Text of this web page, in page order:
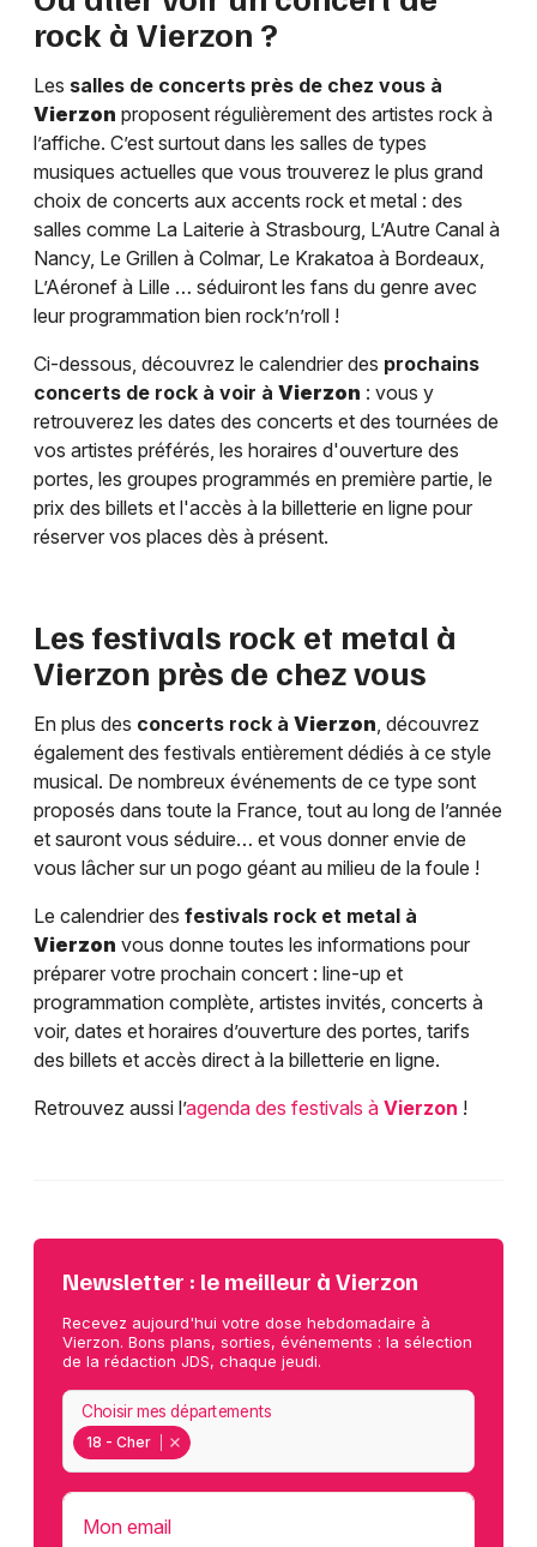
rock à Vierzon ?
Les salles de concerts près de chez vous à
Vierzon proposent régulièrement des artistes rock à
l’affiche. C’est surtout dans les salles de types
musiques actuelles que vous trouverez le plus grand
choix de concerts aux accents rock et metal : des
salles comme La Laiterie à Strasbourg, L’Autre Canal à
Nancy, Le Grillen à Colmar, Le Krakatoa à Bordeaux,
L’Aéronef à Lille … séduiront les fans du genre avec
leur programmation bien rock’n’roll !
Ci-dessous, découvrez le calendrier des prochains
concerts de rock à voir à Vierzon : vous y
retrouverez les dates des concerts et des tournées de
vos artistes préférés, les horaires d'ouverture des
portes, les groupes programmés en première partie, le
prix des billets et l'accès à la billetterie en ligne pour
réserver vos places dès à présent.
Les festivals rock et metal à
Vierzon près de chez vous
En plus des concerts rock à Vierzon, découvrez
également des festivals entièrement dédiés à ce style
musical. De nombreux événements de ce type sont
proposés dans toute la France, tout au long de l’année
et sauront vous séduire… et vous donner envie de
vous lâcher sur un pogo géant au milieu de la foule !
Le calendrier des festivals rock et metal à
Vierzon vous donne toutes les informations pour
préparer votre prochain concert : line-up et
programmation complète, artistes invités, concerts à
voir, dates et horaires d’ouverture des portes, tarifs
des billets et accès direct à la billetterie en ligne.
Retrouvez aussi l’agenda des festivals à Vierzon !
Newsletter : le meilleur à Vierzon
Recevez aujourd'hui votre dose hebdomadaire à
Vierzon. Bons plans, sorties, événements : la sélection
de la rédaction JDS, chaque jeudi.
18 - Cher
Choisir mes départements
Mon email